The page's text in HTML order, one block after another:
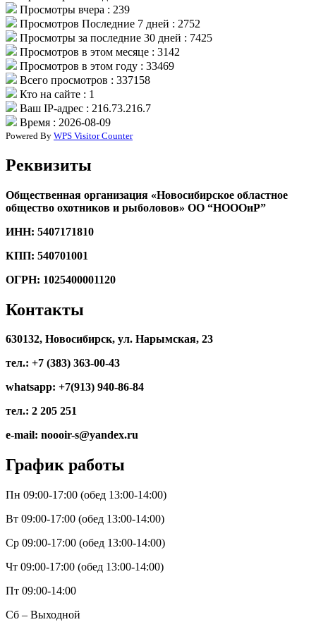
Просмотры вчера : 239
Просмотров Последние 7 дней : 2752
Просмотры за последние 30 дней : 7425
Просмотров в этом месяце : 3142
Просмотров в этом году : 33469
Всего просмотров : 337158
Кто на сайте : 1
Ваш IP-адрес : 216.73.216.7
Время : 2026-08-09
Powered By WPS Visitor Counter
Реквизиты
Общественная организация «Новосибирское областное
общество охотников и рыболовов» ОО “НОООиР”
ИНН: 5407171810
КПП: 540701001
ОГРН: 1025400001120
Контакты
630132, Новосибирск, ул. Нарымская, 23
тел.: +7 (383) 363-00-43
whatsapp: +7(913) 940-86-84
тел.: 2 205 251
e-mail: noooir-s@yandex.ru
График работы
Пн 09:00-17:00 (обед 13:00-14:00)
Вт 09:00-17:00 (обед 13:00-14:00)
Ср 09:00-17:00 (обед 13:00-14:00)
Чт 09:00-17:00 (обед 13:00-14:00)
Пт 09:00-14:00
Сб – Выходной